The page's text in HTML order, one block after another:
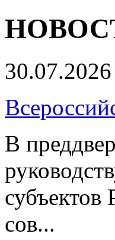
30.07.2026
В
сов...